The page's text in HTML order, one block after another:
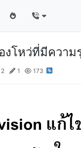
งโหว่ที่มีควา
2 1 173